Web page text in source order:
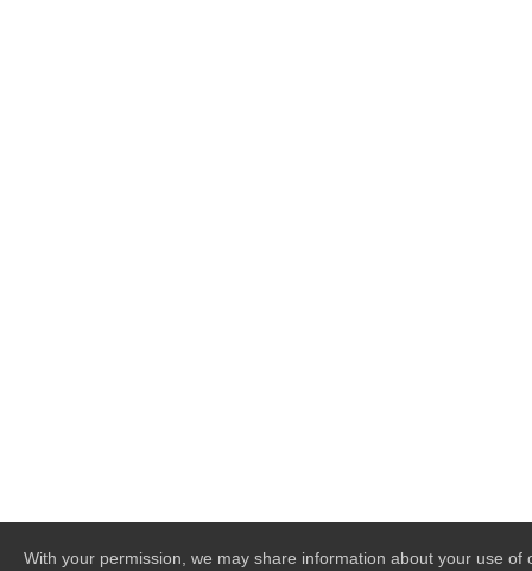
With your permission, we may share information about your use of